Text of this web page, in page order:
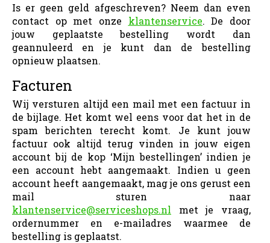
Is er geen geld afgeschreven? Neem dan even
contact op met onze klantenservice. De door
jouw geplaatste bestelling wordt dan
geannuleerd en je kunt dan de bestelling
opnieuw plaatsen.
Facturen
Wij versturen altijd een mail met een factuur in
de bijlage. Het komt wel eens voor dat het in de
spam berichten terecht komt. Je kunt jouw
factuur ook altijd terug vinden in jouw eigen
account bij de kop ‘Mijn bestellingen’ indien je
een account hebt aangemaakt. Indien u geen
account heeft aangemaakt, mag je ons gerust een
mail sturen naar
klantenservice@serviceshops.nl met je vraag,
ordernummer en e-mailadres waarmee de
bestelling is geplaatst.